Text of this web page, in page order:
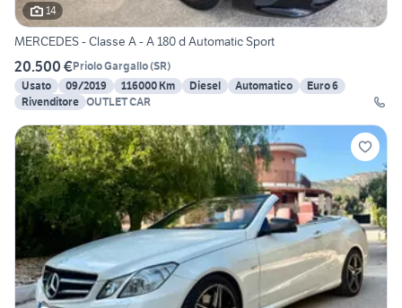
14
MERCEDES - Classe A - A 180 d Automatic Sport
20.500 €Priolo Gargallo(SR)
Usato
09/2019 116000 Km Diesel Automatico
Euro 6
Rivenditore OUTLET CAR